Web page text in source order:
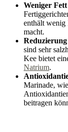
Weniger
enthält wenig
macht.
sind sehr
Kee bietet
Natrium.
Marinade,
beitragen